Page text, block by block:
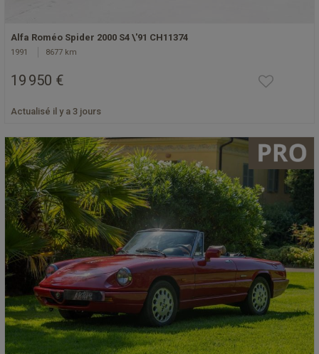
Alfa Roméo Spider 2000 S4 \'91 CH11374
1991 8677 km
19 950 €
Actualisé il y a 3 jours